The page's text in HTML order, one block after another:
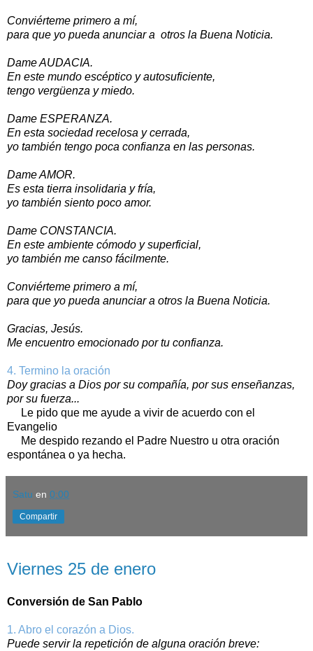
Conviérteme primero a mí,
para que yo pueda anunciar a otros la Buena Noticia.
Dame AUDACIA.
En este mundo escéptico y autosuficiente,
tengo vergüenza y miedo.
Dame ESPERANZA.
En esta sociedad recelosa y cerrada,
yo también tengo poca confianza en las personas.
Dame AMOR.
Es esta tierra insolidaria y fría,
yo también siento poco amor.
Dame CONSTANCIA.
En este ambiente cómodo y superficial,
yo también me canso fácilmente.
Conviérteme primero a mí,
para que yo pueda anunciar a otros la Buena Noticia.
Gracias, Jesús.
Me encuentro emocionado por tu confianza.
4. Termino la oración
Doy gracias a Dios por su compañía, por sus enseñanzas,
por su fuerza...
Le pido que me ayude a vivir de acuerdo con el
Evangelio
Me despido rezando el Padre Nuestro u otra oración
espontánea o ya hecha.
Satu en 0:00
Compartir
Viernes 25 de enero
Conversión de San Pablo
1. Abro el corazón a Dios.
Puede servir la repetición de alguna oración breve: